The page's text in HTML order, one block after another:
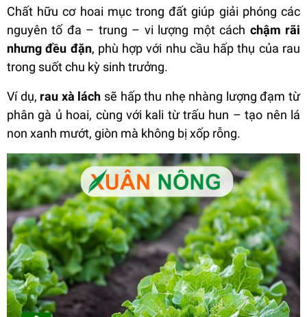
Chất hữu cơ hoai mục trong đất giúp giải phóng các
nguyên tố đa – trung – vi lượng một cách chậm rãi
nhưng đều đặn, phù hợp với nhu cầu hấp thụ của rau
trong suốt chu kỳ sinh trưởng.
Ví dụ, rau xà lách sẽ hấp thu nhẹ nhàng lượng đạm từ
phân gà ủ hoai, cùng với kali từ trấu hun – tạo nên lá
non xanh mướt, giòn mà không bị xốp rỗng.